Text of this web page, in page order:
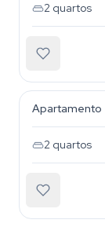
2 quartos
Apartamento
2 quartos